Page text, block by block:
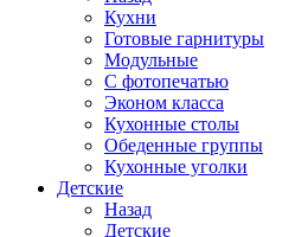
Кухни
Готовые гарнитуры
Модульные
С фотопечатью
Эконом класса
Кухонные столы
Обеденные группы
Кухонные уголки
Детские
Назад
Детские